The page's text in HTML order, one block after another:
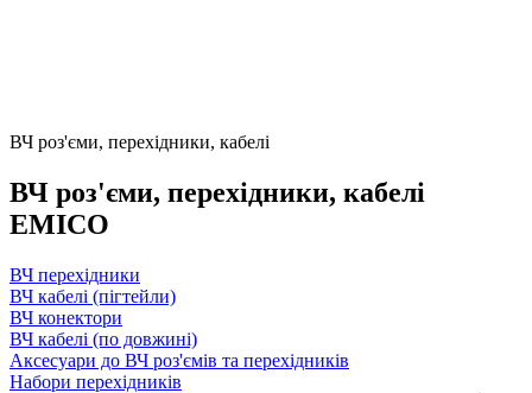
ВЧ роз'єми, перехідники, кабелі
ВЧ роз'єми, перехідники, кабелі
EMICO
ВЧ перехідники
ВЧ кабелі (пігтейли)
ВЧ конектори
ВЧ кабелі (по довжині)
Аксесуари до ВЧ роз'ємів та перехідників
Набори перехідників